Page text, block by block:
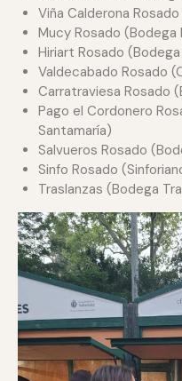
Viña Calderona
Mucy Rosado (Bodega
Hiriart Rosado
Valdecabado Rosado
Carratraviesa Rosado
Pago el Cordonero
Santamaría)
Salvueros Rosado
Sinfo Rosado
Traslanzas (Bodega